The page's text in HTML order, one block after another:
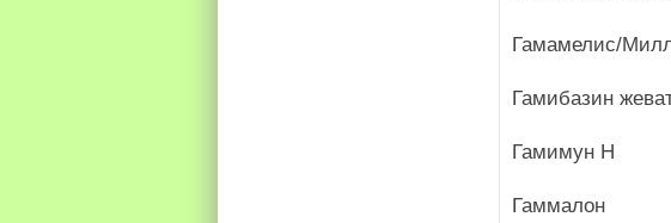
Гамамелис/
Гамибазин
Гамимун Н
Гаммалон